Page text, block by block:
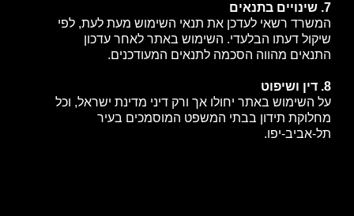
7. שינויים בתנאים
המשרד רשאי לעדכן את תנאי השימוש מעת לעת, לפי
שיקול דעתו הבלעדי. השימוש באתר לאחר עדכון
התנאים מהווה הסכמה לתנאים המעודכנים.
8. דין ושיפוט
על השימוש באתר יחולו אך ורק דיני מדינת ישראל, וכל
מחלוקת תידון בבתי המשפט המוסמכים בעיר
תל-אביב-יפו.